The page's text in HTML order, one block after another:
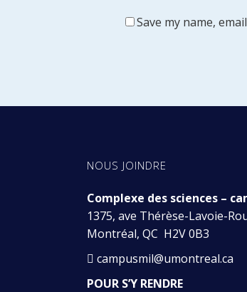
Save my name,
NOUS JOINDRE
Complexe des sciences –
1375, ave Thérèse-Lavoie-
Montréal, QC H2V 0B3
campusmil@umontreal.ca
POUR S’Y RENDRE